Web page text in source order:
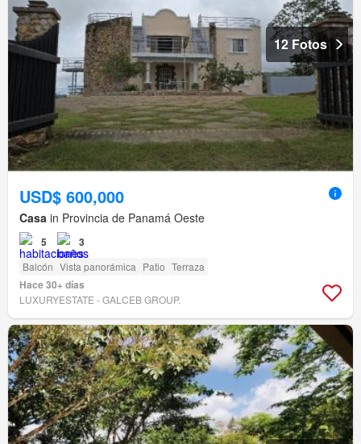
12 Fotos
USD$ 600,000
Casa in Provincia de Panamá Oeste
5 3
Balcón Vista panorámica Patio Terraza
Hace 30+ días
LUXURYESTATE - GALCEB GROUP.